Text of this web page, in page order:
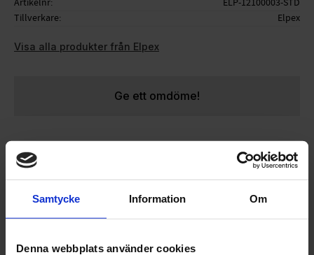
Samtycke Information Om
Denna webbplats använder cookies
Tillverkare
Elpex
Visa alla produkter från Elpex
Ge ett omdöme!
Passar följande rullskidor:
Elpex Wasa Evolution
Hjuldiameter: 70 mm